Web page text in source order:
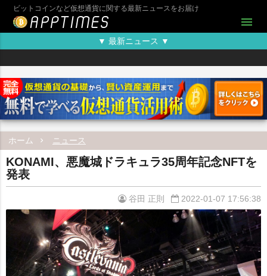
ビットコインなど仮想通貨に関する最新ニュースをお届け
menu
▼ 最新ニュース ▼
ホーム ニュース
KONAMI、悪魔城ドラキュラ35周年記念NFTを
発表
谷田 正則 2022-01-07 17:56:38